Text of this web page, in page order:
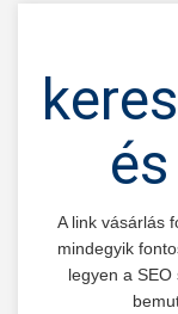
A link vásárlás
mindegyik
legyen a